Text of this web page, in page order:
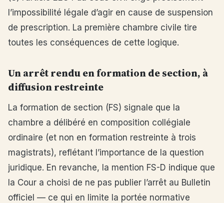
l’impossibilité légale d’agir en cause de suspension
de prescription. La première chambre civile tire
toutes les conséquences de cette logique.
Un arrêt rendu en formation de section, à
diffusion restreinte
La formation de section (FS) signale que la
chambre a délibéré en composition collégiale
ordinaire (et non en formation restreinte à trois
magistrats), reflétant l’importance de la question
juridique. En revanche, la mention FS-D indique que
la Cour a choisi de ne pas publier l’arrêt au Bulletin
officiel — ce qui en limite la portée normative